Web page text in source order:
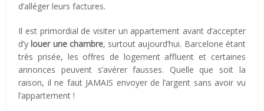
d’alléger leurs factures.
Il est primordial de visiter un appartement avant d’accepter
d’y louer une chambre, surtout aujourd’hui. Barcelone étant
très prisée, les offres de logement affluent et certaines
annonces peuvent s’avérer fausses. Quelle que soit la
raison, il ne faut JAMAIS envoyer de l’argent sans avoir vu
l’appartement !